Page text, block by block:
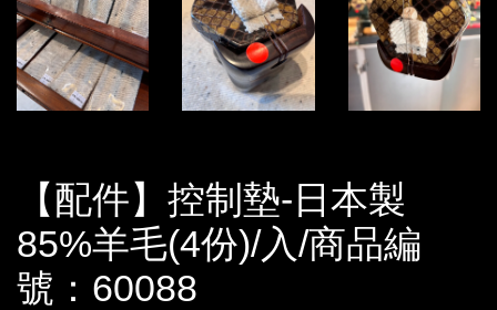
【配件】控制墊-日本製
85%羊毛(4份)/入/商品編
號：60088